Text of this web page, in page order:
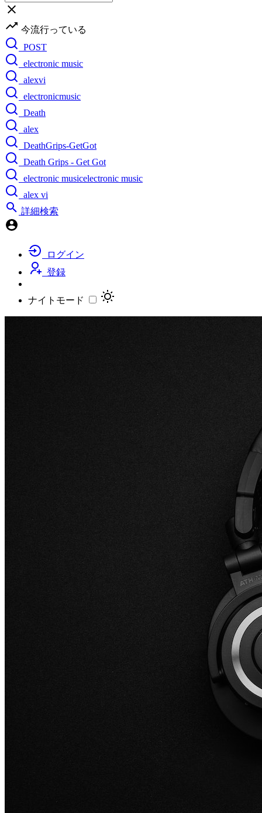
今流行っている
POST
electronic music
alexvi
electronicmusic
Death
alex
DeathGrips-GetGot
Death Grips - Get Got
electronic musicelectronic music
alex vi
詳細検索
ログイン
登録
ナイトモード